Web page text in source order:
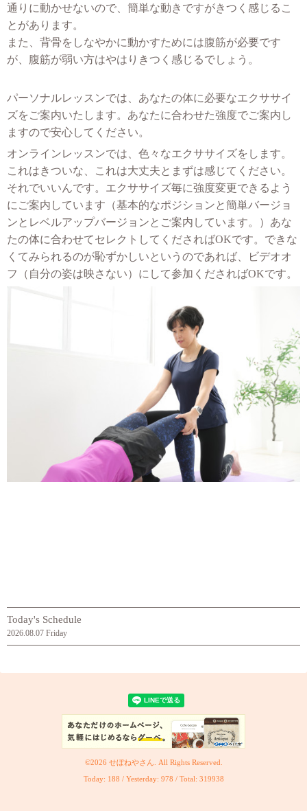
通りに動かせないので、簡単な動きですがきつく感じるこ
とがあります。
また、背骨をしなやかに動かすためには腹筋が必要です
が、腹筋が弱い方はやはりきつく感じるでしょう。
パーソナルレッスンでは、あなたの体に必要なエクササイ
ズをご案内いたします。あなたに合わせた強度でご案内し
ますので安心してください。
オンラインレッスンでは、色々なエクササイズをします。
これはきついな、これは大丈夫とまずは感じてください。
それでいいんです。エクササイズ毎に強度変更できるよう
にご案内しています（基本的なポジションと簡単バージョ
ンとレベルアップバージョンとご案内しています。）あな
たの体に合わせてセレクトしてくださればOKです。できな
くてみられるのが恥ずかしいというのであれば、ビデオオ
フ（自分の姿は映さない）にして参加くださればOKです。
Today's Schedule
2026.08.07 Friday
©2026 せぼねやさん . All Rights Reserved.
Today: 188 / Yesterday: 978 / Total: 319938